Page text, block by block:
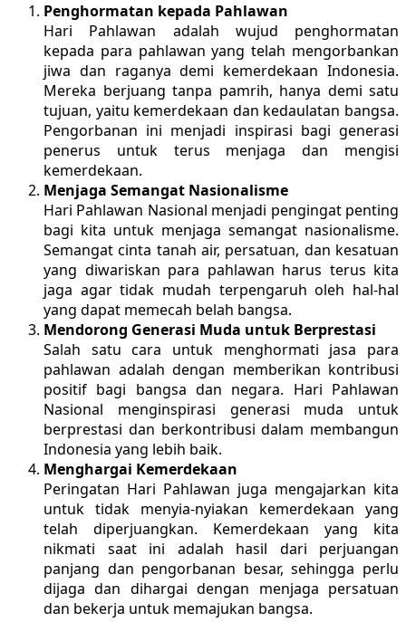
Penghormatan kepada Pahlawan
Hari Pahlawan adalah wujud penghormatan
kepada para pahlawan yang telah mengorbankan
jiwa dan raganya demi kemerdekaan Indonesia.
Mereka berjuang tanpa pamrih, hanya demi satu
tujuan, yaitu kemerdekaan dan kedaulatan bangsa.
Pengorbanan ini menjadi inspirasi bagi generasi
penerus untuk terus menjaga dan mengisi
kemerdekaan.
Menjaga Semangat Nasionalisme
Hari Pahlawan Nasional menjadi pengingat penting
bagi kita untuk menjaga semangat nasionalisme.
Semangat cinta tanah air, persatuan, dan kesatuan
yang diwariskan para pahlawan harus terus kita
jaga agar tidak mudah terpengaruh oleh hal-hal
yang dapat memecah belah bangsa.
Mendorong Generasi Muda untuk Berprestasi
Salah satu cara untuk menghormati jasa para
pahlawan adalah dengan memberikan kontribusi
positif bagi bangsa dan negara. Hari Pahlawan
Nasional menginspirasi generasi muda untuk
berprestasi dan berkontribusi dalam membangun
Indonesia yang lebih baik.
Menghargai Kemerdekaan
Peringatan Hari Pahlawan juga mengajarkan kita
untuk tidak menyia-nyiakan kemerdekaan yang
telah diperjuangkan. Kemerdekaan yang kita
nikmati saat ini adalah hasil dari perjuangan
panjang dan pengorbanan besar, sehingga perlu
dijaga dan dihargai dengan menjaga persatuan
dan bekerja untuk memajukan bangsa.